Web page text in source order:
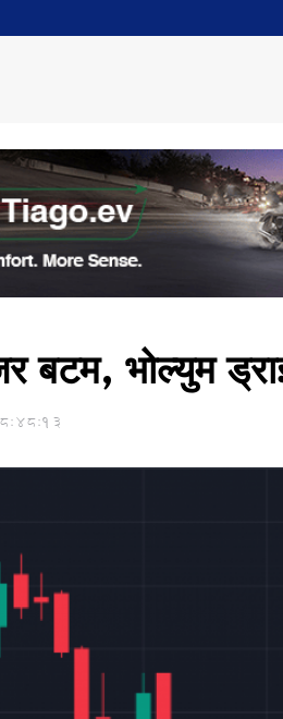
बटम, भोल्युम